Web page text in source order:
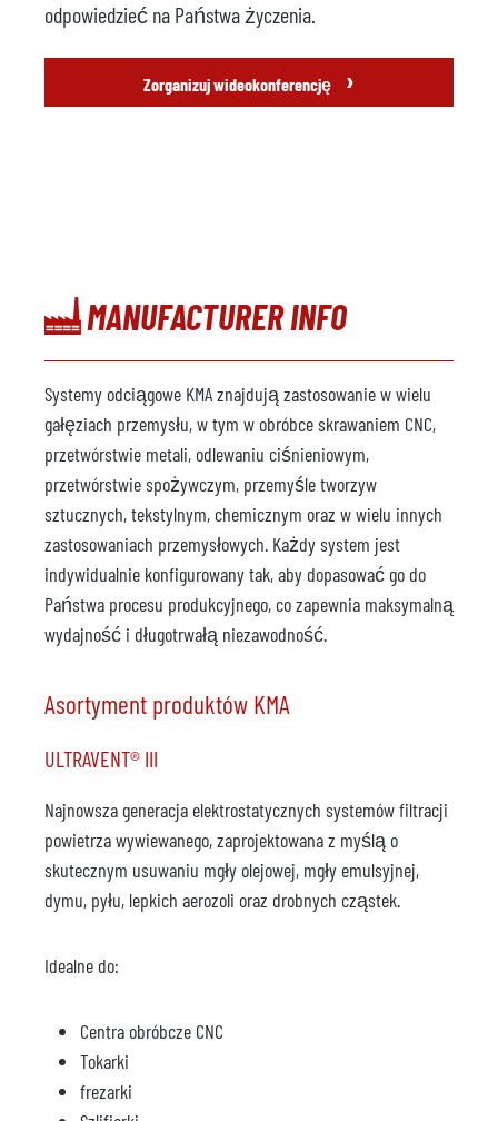
odpowiedzieć na Państwa życzenia.
Zorganizuj wideokonferencję ›
MANUFACTURER INFO
Systemy odciągowe KMA znajdują zastosowanie w wielu
gałęziach przemysłu, w tym w obróbce skrawaniem CNC,
przetwórstwie metali, odlewaniu ciśnieniowym,
przetwórstwie spożywczym, przemyśle tworzyw
sztucznych, tekstylnym, chemicznym oraz w wielu innych
zastosowaniach przemysłowych. Każdy system jest
indywidualnie konfigurowany tak, aby dopasować go do
Państwa procesu produkcyjnego, co zapewnia maksymalną
wydajność i długotrwałą niezawodność.
Asortyment produktów KMA
ULTRAVENT® III
Najnowsza generacja elektrostatycznych systemów filtracji
powietrza wywiewanego, zaprojektowana z myślą o
skutecznym usuwaniu mgły olejowej, mgły emulsyjnej,
dymu, pyłu, lepkich aerozoli oraz drobnych cząstek.
Idealne do:
Centra obróbcze CNC
Tokarki
frezarki